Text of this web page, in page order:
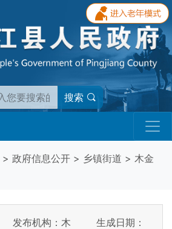
搜索
> 政府信息公开 > 乡镇街道 > 木金
发布机构：木
生成日期：